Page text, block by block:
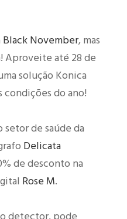
Black November, mas
Aproveite até 28 de
solução Konica
do ano!
de saúde da
Delicata
de desconto na
Rose M.